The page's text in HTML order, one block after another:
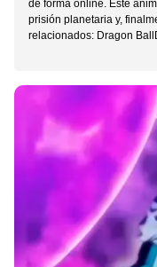
de forma online. Este
prisión planetaria y,
relacionados: Dragon